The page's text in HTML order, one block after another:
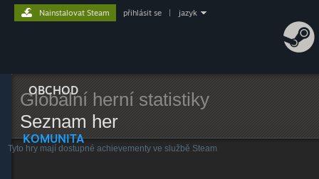
OBCHOD
KOMUNITA
Nainstalovat Steam přihlásit se jazyk
Globální herní statistiky
Seznam her
Tyto hry mají dostupné achievementy ve službě Steam